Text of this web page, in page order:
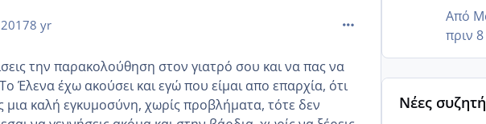
8 yr comment_996529
την παρακολούθηση στον γιατρό σου και να πας να
Έλενα έχω ακούσει και εγώ που είμαι απο επαρχία, ότι
μια καλή εγκυμοσύνη, χωρίς προβλήματα, τότε δεν
Από
πριν
Νέες